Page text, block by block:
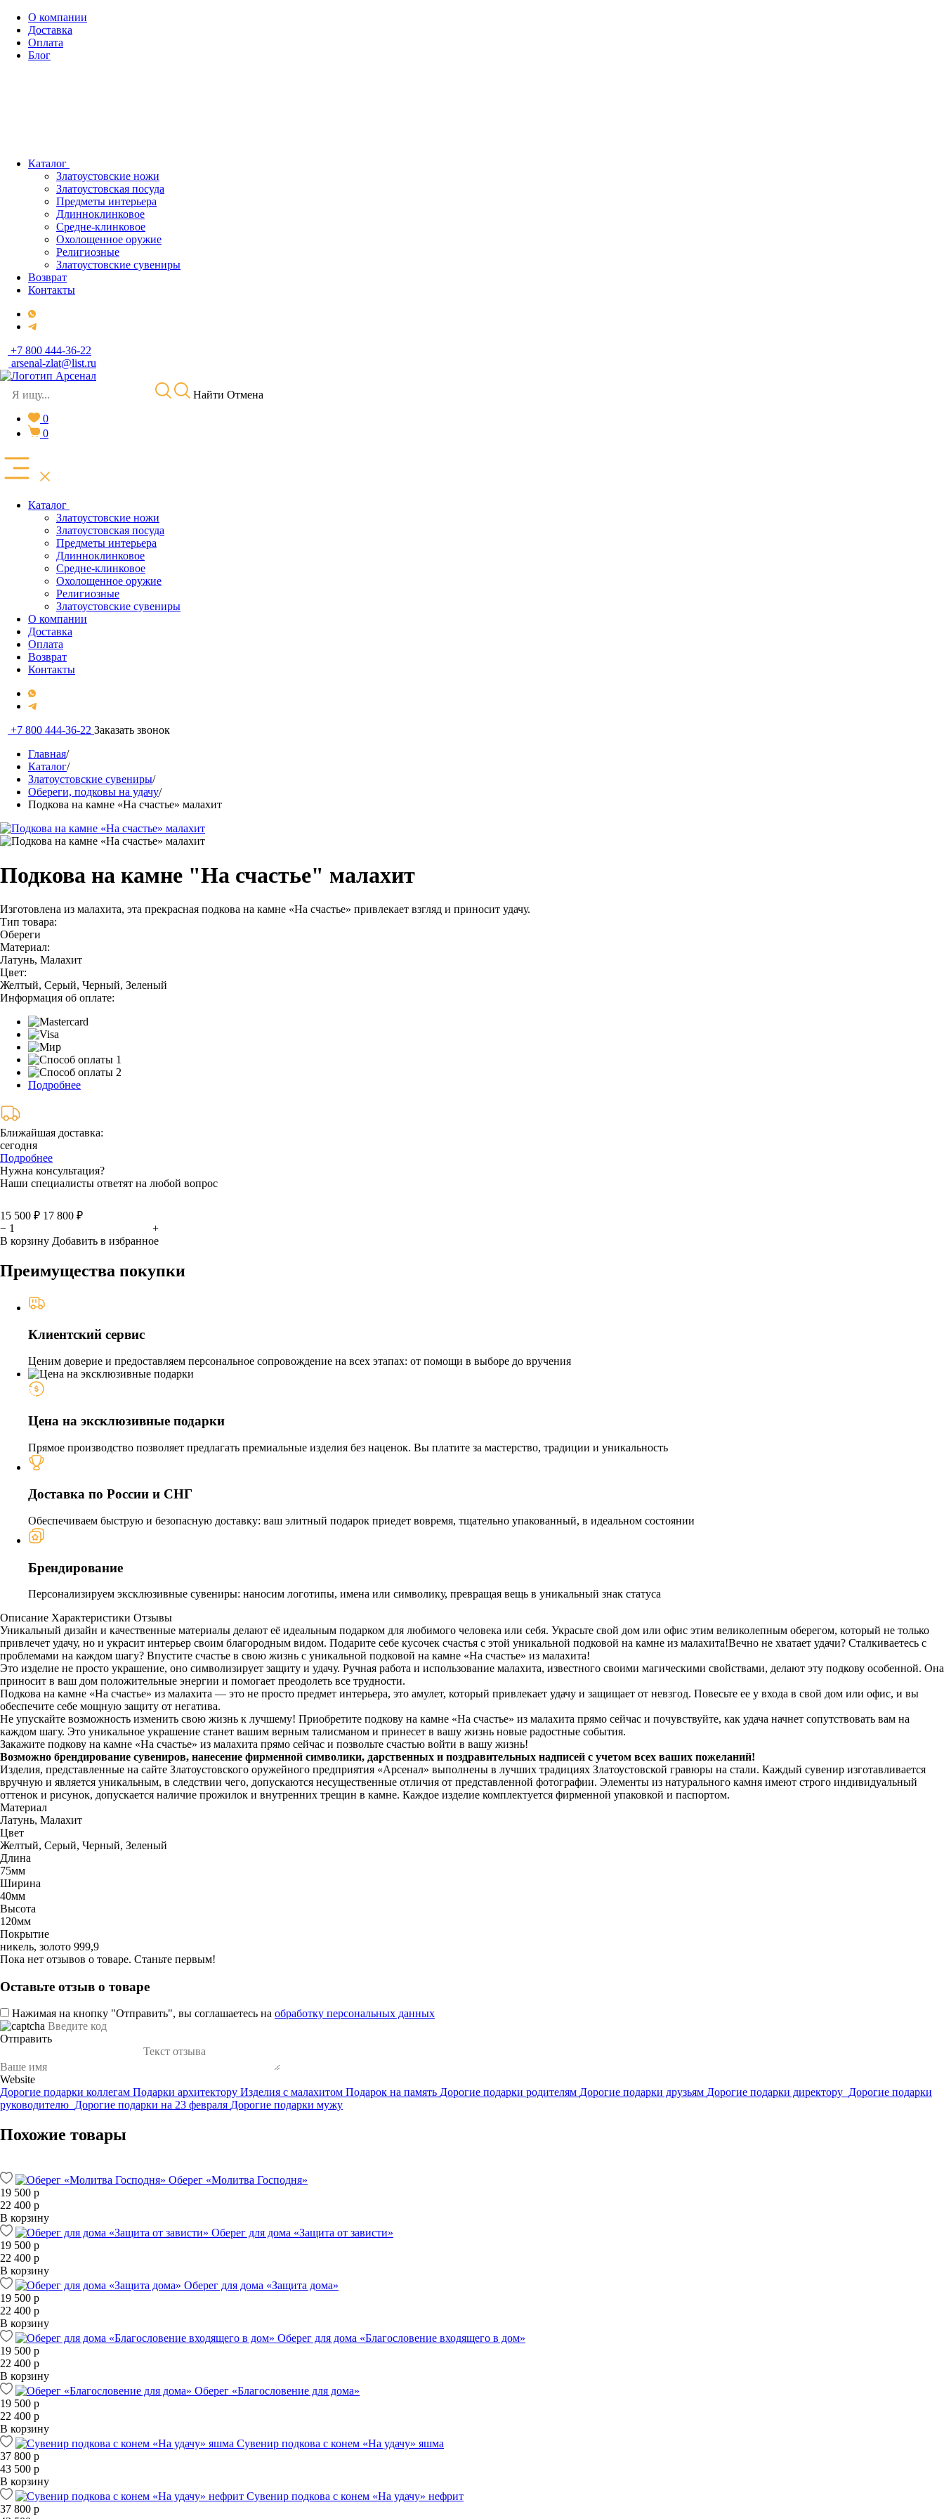
О компании
Доставка
Оплата
Блог
Каталог
Златоустовские ножи
Златоустовская посуда
Предметы интерьера
Длинноклинковое
Средне-клинковое
Охолощенное оружие
Религиозные
Златоустовские сувениры
Возврат
Контакты
+7 800 444-36-22
arsenal-zlat@list.ru
Найти Отмена
0
0
Каталог
Златоустовские ножи
Златоустовская посуда
Предметы интерьера
Длинноклинковое
Средне-клинковое
Охолощенное оружие
Религиозные
Златоустовские сувениры
О компании
Доставка
Оплата
Возврат
Контакты
+7 800 444-36-22 Заказать звонок
Главная/
Каталог/
Златоустовские сувениры/
Обереги, подковы на удачу/
Подкова на камне «На счастье» малахит
Подкова на камне "На счастье" малахит
Изготовлена из малахита, эта прекрасная подкова на камне «На счастье» привлекает взгляд и приносит удачу.
Тип товара:
Обереги
Материал:
Латунь, Малахит
Цвет:
Желтый, Серый, Черный, Зеленый
Информация об оплате:
Подробнее
Ближайшая доставка:
сегодня
Подробнее
Нужна консультация?
Наши специалисты ответят на любой вопрос
15 500 ₽ 17 800 ₽
−
+
В корзину Добавить в избранное
Преимущества покупки
Клиентский сервис
Ценим доверие и предоставляем персональное сопровождение на всех этапах: от помощи в выборе до вручения
Цена на эксклюзивные подарки
Прямое производство позволяет предлагать премиальные изделия без наценок. Вы платите за мастерство, традиции и уникальность
Доставка по России и СНГ
Обеспечиваем быструю и безопасную доставку: ваш элитный подарок приедет вовремя, тщательно упакованный, в идеальном состоянии
Брендирование
Персонализируем эксклюзивные сувениры: наносим логотипы, имена или символику, превращая вещь в уникальный знак статуса
Описание Характеристики Отзывы
Уникальный дизайн и качественные материалы делают её идеальным подарком для любимого человека или себя. Украсьте свой дом или офис этим великолепным оберегом, который не только
привлечет удачу, но и украсит интерьер своим благородным видом. Подарите себе кусочек счастья с этой уникальной подковой на камне из малахита!Вечно не хватает удачи? Сталкиваетесь с
проблемами на каждом шагу? Впустите счастье в свою жизнь с уникальной подковой на камне «На счастье» из малахита!
Это изделие не просто украшение, оно символизирует защиту и удачу. Ручная работа и использование малахита, известного своими магическими свойствами, делают эту подкову особенной. Она
приносит в ваш дом положительные энергии и помогает преодолеть все трудности.
Подкова на камне «На счастье» из малахита — это не просто предмет интерьера, это амулет, который привлекает удачу и защищает от невзгод. Повесьте ее у входа в свой дом или офис, и вы
обеспечите себе мощную защиту от негатива.
Не упускайте возможность изменить свою жизнь к лучшему! Приобретите подкову на камне «На счастье» из малахита прямо сейчас и почувствуйте, как удача начнет сопутствовать вам на
каждом шагу. Это уникальное украшение станет вашим верным талисманом и принесет в вашу жизнь новые радостные события.
Закажите подкову на камне «На счастье» из малахита прямо сейчас и позвольте счастью войти в вашу жизнь!
Возможно брендирование сувениров, нанесение фирменной символики, дарственных и поздравительных надписей с учетом всех ваших пожеланий!
Изделия, представленные на сайте Златоустовского оружейного предприятия «Арсенал» выполнены в лучших традициях Златоустовской гравюры на стали. Каждый сувенир изготавливается
вручную и является уникальным, в следствии чего, допускаются несущественные отличия от представленной фотографии. Элементы из натурального камня имеют строго индивидуальный
оттенок и рисунок, допускается наличие прожилок и внутренних трещин в камне. Каждое изделие комплектуется фирменной упаковкой и паспортом.
Материал
Латунь, Малахит
Цвет
Желтый, Серый, Черный, Зеленый
Длина
75мм
Ширина
40мм
Высота
120мм
Покрытие
никель, золото 999,9
Пока нет отзывов о товаре. Станьте первым!
Оставьте отзыв о товаре
Нажимая на кнопку "Отправить", вы соглашаетесь на обработку персональных данных
Отправить
Website
Дорогие подарки коллегам Подарки архитектору Изделия с малахитом Подарок на память Дорогие подарки родителям Дорогие подарки друзьям Дорогие подарки директору Дорогие подарки
руководителю Дорогие подарки на 23 февраля Дорогие подарки мужу
Похожие товары
Оберег «Молитва Господня»
19 500 р
22 400 р
В корзину
Оберег для дома «Защита от зависти»
19 500 р
22 400 р
В корзину
Оберег для дома «Защита дома»
19 500 р
22 400 р
В корзину
Оберег для дома «Благословение входящего в дом»
19 500 р
22 400 р
В корзину
Оберег «Благословение для дома»
19 500 р
22 400 р
В корзину
Сувенир подкова с конем «На удачу» яшма
37 800 р
43 500 р
В корзину
Сувенир подкова с конем «На удачу» нефрит
37 800 р